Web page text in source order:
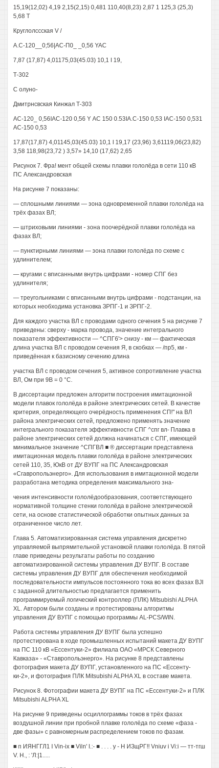
15,19(12,02) 4,19 2,15(2,15) 0,481 110,40(8,23) 2,87 1 125,3 (25,3)
5,68 Т
Круглолссская V /
А.С-120__0;56|АС-П0_ _0,56 YAC
7,87 (17,87) 4,01175,03(45.03) 10,1 I 19,
Т-302
С олуно-
Дмитрнсвская Кинжал Т-303
АС-120_ 0,56IAC-120 0,56 Y АС 150 0.53IA.C-150 0,53 IAC-150 0,531
AC-150 0,53
17,87(17,87) 4,01145,03(45.03) 10,1 I 19,17 (23,96) 3,61119,06(23,82)
3,58 118,98(23,72 ) 3,57» 14,10 (17,62) 2,65
Рисунок 7. Фра! мент общей схемы плавки гололёда в сети 110 кВ
ПС Александровская
На рисунке 7 показаны:
— сплошными линиями — зона одновременной плавки гололёда на
трёх фазах ВЛ;
— штриховыми линиями - зона поочерёдной плавки гололёда на
фазах ВЛ;
— пунктирными линиями — зона плавки гололёда по схеме с
удлинителем;
— кругами с вписанными внутрь цифрами - номер СПГ без
удлинителя;
— треугольниками с вписанными внутрь цифрами - подстанции, на
которых необходима установка ЗРПГ-1 и ЗРПГ-2.
Для каждого участка ВЛ с проводами одного сечения 5 на рисунке 7
приведены: сверху - марка провода, значение интегрального
показателя эффективности — ^СПГ6'> снизу - км — фактическая
длина участка ВЛ с проводом сечения Я, в скобках — /пр5, км -
приведённая к базисному сечению длина
участка ВЛ с проводом сечения 5, активное сопротивление участка
ВЛ, Ом при 9В = 0 °С.
В диссертации предложен алгоритм построения имитационной
модели плавок гололёда в районе электрических сетей. В качестве
критерия, определяющего очерёдность применения СП!" на ВЛ
района электрических сетей, предложено применять значение
интегрального показателя эффективности СПГ ^спг вл- Плавка в
районе электрических сетей должна начинаться с СПГ, имеющей
минимальное значение ^СПГВЛ ■ ® диссертации представлена
имитационная модель плавки гололёда в районе электрических
сетей 110, 35, ЮкВ от ДУ ВУПГ на ПС Александровская
«Сгавропольэнерго». Для использования в имитационной модели
разработана методика определения максимального зна-
чения интенсивности гололёдообразования, соответствующего
нормативной толщине стенки гололёда в районе электрической
сети, на основе статистической обработки опытных данных за
ограниченное число лет.
Глава 5. Автоматизированная система управления дискретно
управляемой выпрямительной установкой плавки гололёда. В пятой
главе приведены результаты работы по созданию
автоматизированной системы управления ДУ ВУПГ. В составе
системы управления ДУ ВУПГ для обеспечения необходимой
последовательности импульсов постоянного тока во всех фазах BJI
с заданной длительностью предлагается применить
программируемый логический контроллер (ПЛК) Mitsubishi ALPHA
XL. Автором были созданы и протестированы алгоритмы
управления ДУ ВУПГ с помощью программы AL-PCS/WIN.
Работа системы управления ДУ ВУПГ была успешно
протестирована в ходе промышленных испытаний макета ДУ ВУПГ
на ПС 110 кВ «Ессентуки-2» филиала ОАО «МРСК Северного
Кавказа» - «Ставропольэнерго». На рисунке 8 представлены
фотография макета ДУ ВУПГ, установленного на ПС «Ессенту-
ки-2», и фотография ПЛК Mitsubishi ALPHA XL в составе макета.
Рисунок 8. Фотографии макета ДУ ВУПГ на ПС «Ессентуки-2» и ПЛК
Mitsubishi ALPHA XL
На рисунке 9 приведены осциллограммы токов в трёх фазах
воздушной линии при пробной плавке гололёда по схеме «фаза -
две фазы» с равномерным распределением токов по фазам.
■ п ИЯНГГЛ1 I Vin-ix ■ Viln' I.:- ■ . . . . у - Н ИЗщРГ!! Vniuv i Vi:i — тт-тгш
V. H., : 'Л:|1.....